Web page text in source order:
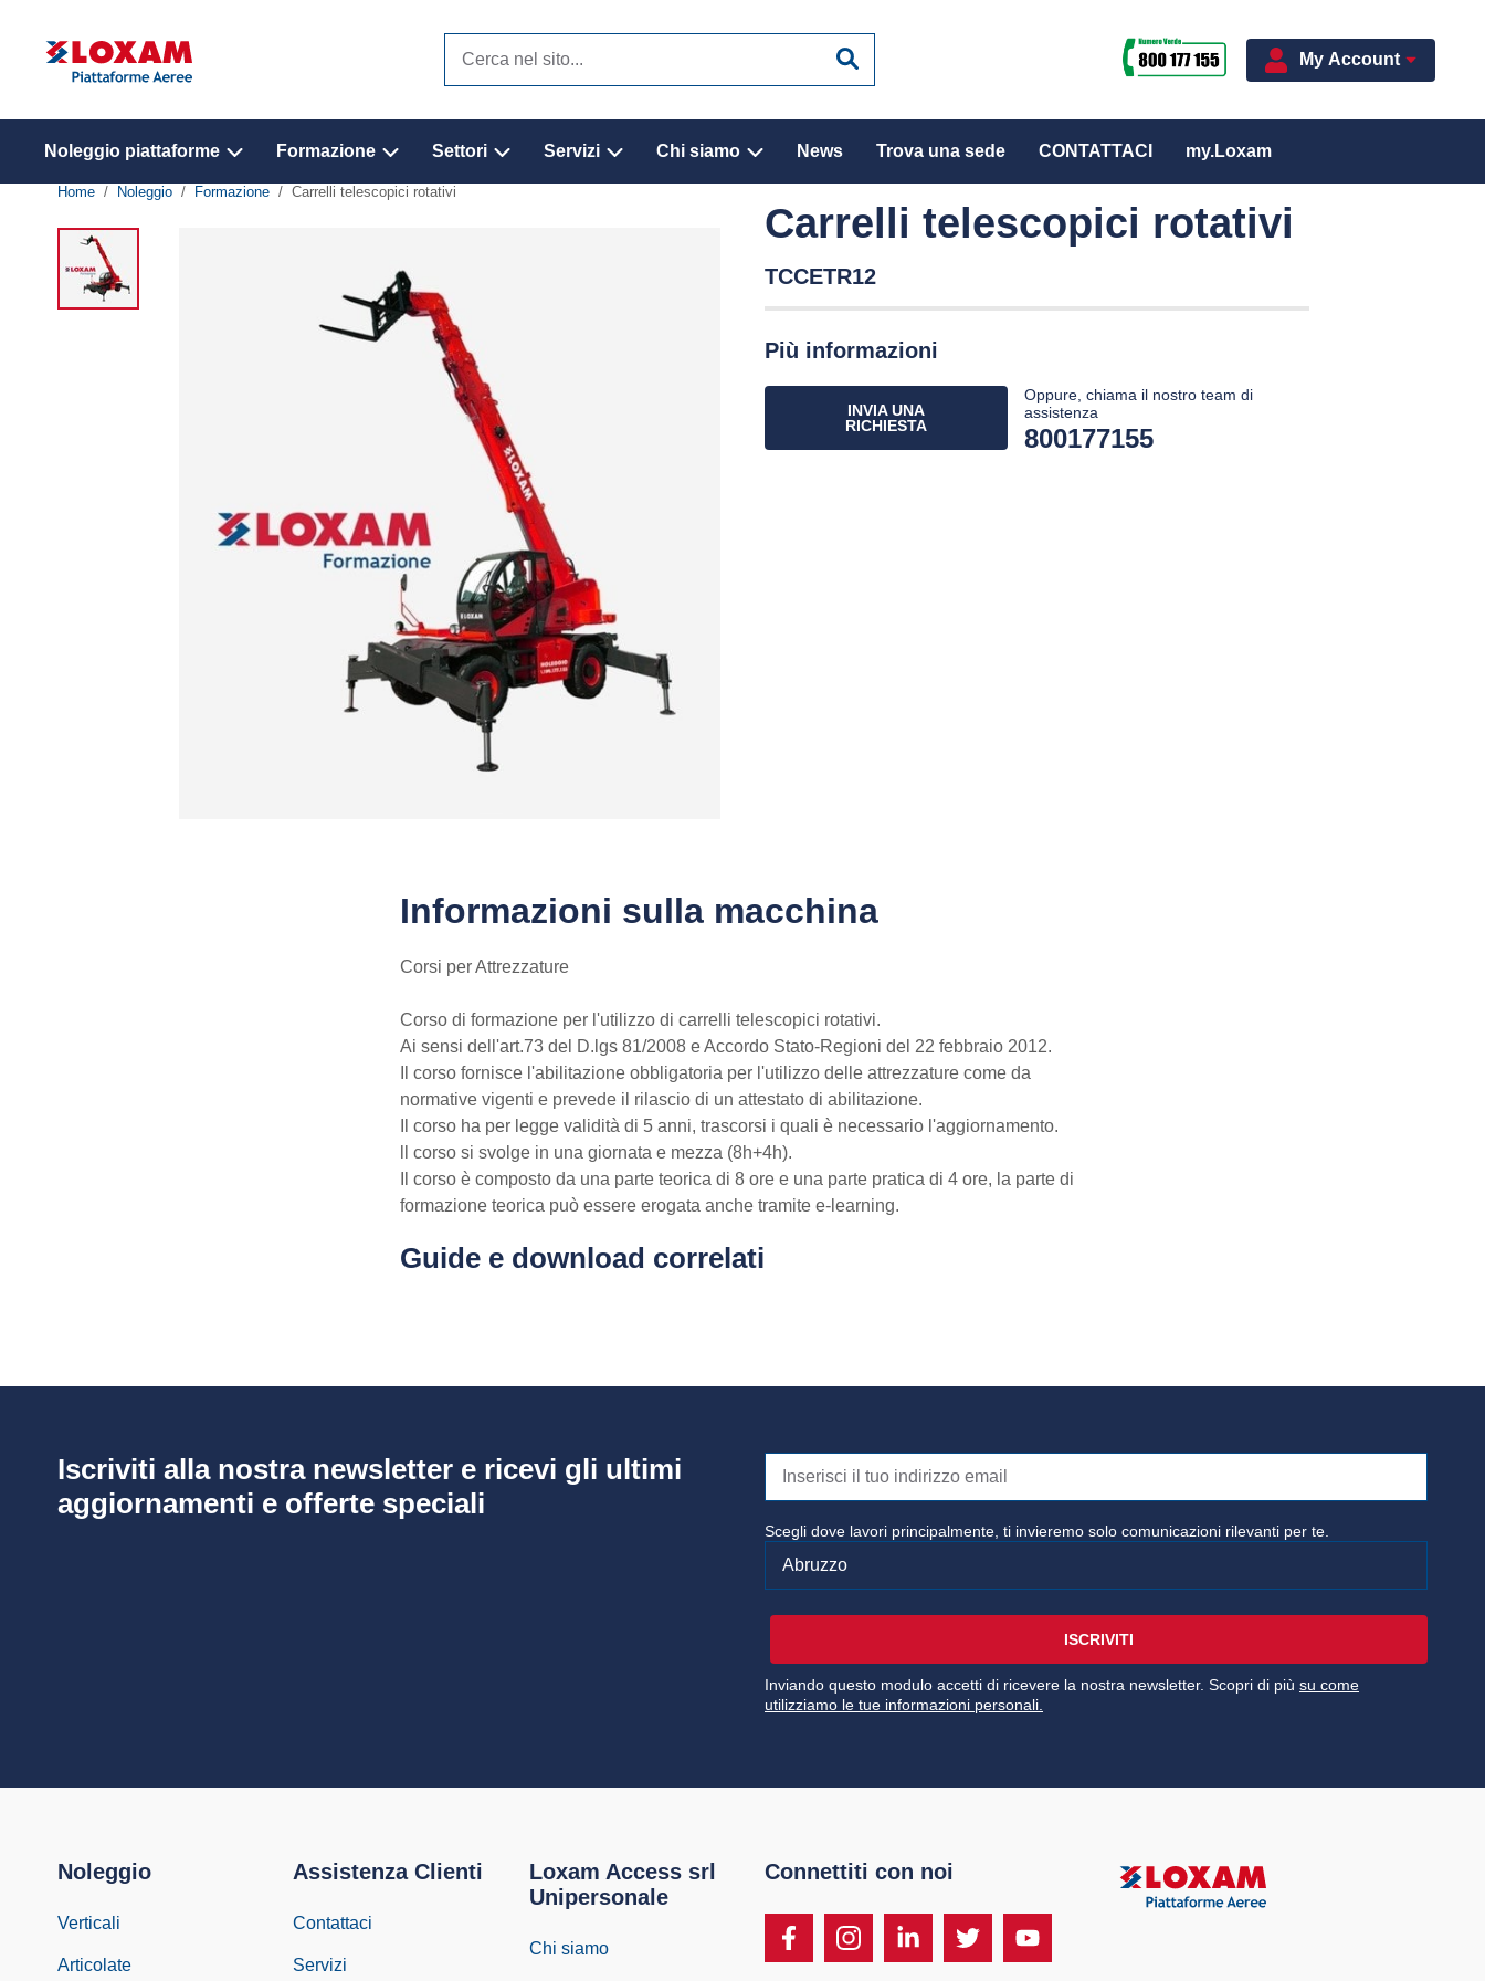
nel
sito
My Account
Noleggio piattaforme Formazione Settori Servizi Chi siamo News Trova una sede CONTATTACI my.Loxam
Home Noleggio Formazione Carrelli telescopici rotativi
Carrelli telescopici rotativi
TCCETR12
Più informazioni
INVIA UNA
RICHIESTA
Oppure, chiama il nostro team di
assistenza
800177155
Informazioni sulla macchina
Corsi per Attrezzature
Corso di formazione per l'utilizzo di carrelli telescopici rotativi.
Ai sensi dell'art.73 del D.lgs 81/2008 e Accordo Stato-Regioni del 22 febbraio 2012.
Il corso fornisce l'abilitazione obbligatoria per l'utilizzo delle attrezzature come da
normative vigenti e prevede il rilascio di un attestato di abilitazione.
Il corso ha per legge validità di 5 anni, trascorsi i quali è necessario l'aggiornamento.
ll corso si svolge in una giornata e mezza (8h+4h).
Il corso è composto da una parte teorica di 8 ore e una parte pratica di 4 ore, la parte di
formazione teorica può essere erogata anche tramite e-learning.
Guide e download correlati
Iscriviti alla nostra newsletter e ricevi gli ultimi
aggiornamenti e offerte speciali
Scegli dove lavori principalmente, ti invieremo solo comunicazioni rilevanti per te.
ISCRIVITI
Inviando questo modulo accetti di ricevere la nostra newsletter. Scopri di più su come
utilizziamo le tue informazioni personali.
Noleggio
Verticali
Articolate
Assistenza Clienti
Contattaci
Servizi
Loxam Access srl
Unipersonale
Chi siamo
Connettiti con noi